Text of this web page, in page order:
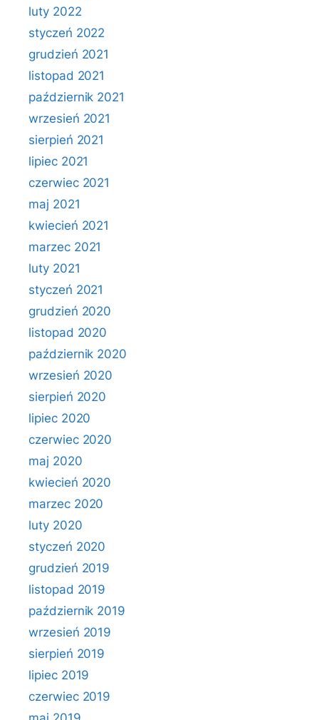
luty 2022
styczeń 2022
grudzień 2021
listopad 2021
październik 2021
wrzesień 2021
sierpień 2021
lipiec 2021
czerwiec 2021
maj 2021
kwiecień 2021
marzec 2021
luty 2021
styczeń 2021
grudzień 2020
listopad 2020
październik 2020
wrzesień 2020
sierpień 2020
lipiec 2020
czerwiec 2020
maj 2020
kwiecień 2020
marzec 2020
luty 2020
styczeń 2020
grudzień 2019
listopad 2019
październik 2019
wrzesień 2019
sierpień 2019
lipiec 2019
czerwiec 2019